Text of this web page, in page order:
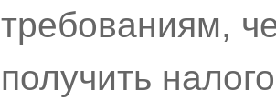
требованиям,
получить